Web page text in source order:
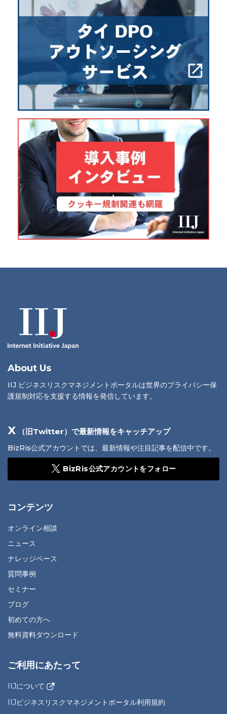
About Us
IIJ ビジネスリスクマネジメントポータルは世界のプライバシー保
護規制対応を支援する情報を発信しています。
X （旧Twitter）で最新情報をキャッチアップ
BizRis公式アカウントでは、最新情報や注目記事を配信中です。
BizRis公式アカウントをフォロー
コンテンツ
オンライン相談
ニュース
ナレッジベース
質問事例
セミナー
ブログ
初めての方へ
無料資料ダウンロード
ご利用にあたって
IIJについて
IIJビジネスリスクマネジメントポータル利用規約